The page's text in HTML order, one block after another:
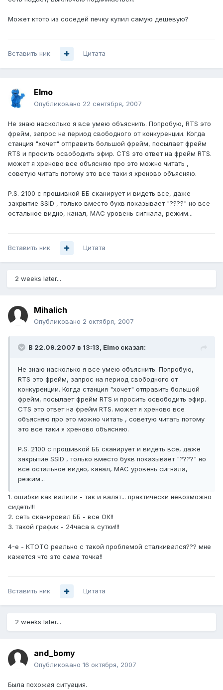
Может ктото из соседей печку купил самую дешевую?
Вставить ник Цитата
Elmo
Опубликовано 22 сентября, 2007
Не знаю насколько я все умею объяснить. Попробую, RTS это
фрейм, запрос на период свободного от конкуренции. Когда
станция "хочет" отправить большой фрейм, посылает фрейм
RTS и просить освободить эфир. CTS это ответ на фрейм RTS.
может я хреново все объясняю про это можно читать ,
советую читать потому это все таки я хреново объясняю.
P.S. 2100 с прошивкой ББ сканирует и видеть все, даже
закрытие SSID , только вместо букв показывает "????" но все
остальное видно, канал, MAC уровень сигнала, режим...
Вставить ник Цитата
2 weeks later...
Mihalich
Опубликовано 2 октября, 2007
В 22.09.2007 в 13:13, Elmo сказал:
Не знаю насколько я все умею объяснить. Попробую,
RTS это фрейм, запрос на период свободного от
конкуренции. Когда станция "хочет" отправить большой
фрейм, посылает фрейм RTS и просить освободить эфир.
CTS это ответ на фрейм RTS. может я хреново все
объясняю про это можно читать , советую читать потому
это все таки я хреново объясняю.
P.S. 2100 с прошивкой ББ сканирует и видеть все, даже
закрытие SSID , только вместо букв показывает "????" но
все остальное видно, канал, MAC уровень сигнала,
режим...
1. ошибки как валили - так и валят... практически невозможно
сидеть!!!
2. сеть сканировал ББ - все ОК!!
3. такой график - 24часа в сутки!!!
4-е - КТОТО реально с такой проблемой сталкивался??? мне
кажется что это сама точка!!
Вставить ник Цитата
2 weeks later...
and_bomy
Опубликовано 16 октября, 2007
Была похожая ситуация.